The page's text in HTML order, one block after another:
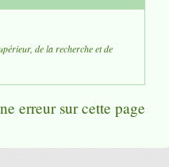
de la recherche et de
erreur sur cette page